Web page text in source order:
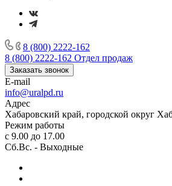
8 (800) 2222-162
8 (800) 2222-162 Отдел продаж
Заказать звонок
E-mail
info@uralpd.ru
Адрес
Хабаровский край, городской округ
Режим работы
с 9.00 до 17.00
Сб.Вс. - Выходные